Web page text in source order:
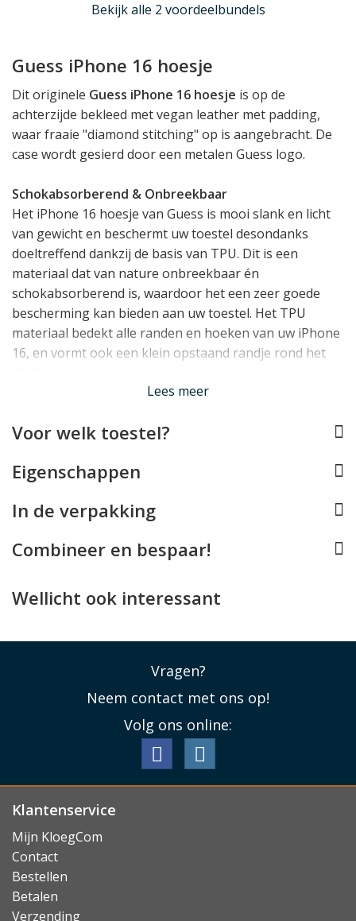
Bekijk alle 2 voordeelbundels
Guess iPhone 16 hoesje
Dit originele Guess iPhone 16 hoesje is op de
achterzijde bekleed met vegan leather met padding,
waar fraaie "diamond stitching" op is aangebracht. De
case wordt gesierd door een metalen Guess logo.
Schokabsorberend & Onbreekbaar
Het iPhone 16 hoesje van Guess is mooi slank en licht
van gewicht en beschermt uw toestel desondanks
doeltreffend dankzij de basis van TPU. Dit is een
materiaal dat van nature onbreekbaar én
schokabsorberend is, waardoor het een zeer goede
bescherming kan bieden aan uw toestel. Het TPU
materiaal bedekt alle randen en hoeken van uw iPhone
16, en vormt ook een klein opstaand randje rond het
De Guess case werd speciaal ontworpen voor de
knopjes kunt u blijven gebruiken, de USB-C aansluiting
Helaas is deze case door de dik gevoerde achterzijde
Lees minder
Lees meer
Voor welk toestel?
Eigenschappen
In de verpakking
Combineer en bespaar!
Wellicht ook interessant
Vragen?
Neem contact met ons op!
Volg ons online:
Klantenservice
Mijn KloegCom
Contact
Bestellen
Betalen
Verzending